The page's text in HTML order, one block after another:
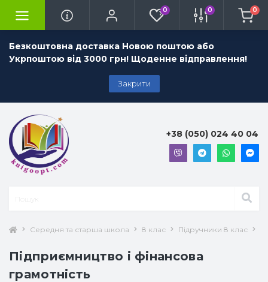
Безкоштовна доставка Новою поштою або
Укрпоштою від 3000 грн! Щоденне відправлення!
Закрити
0 0 0
+38 (050) 024 40 04
Середня та старша школа 8 клас Підручники 8 клас
Підприємництво і фінансова
грамотність